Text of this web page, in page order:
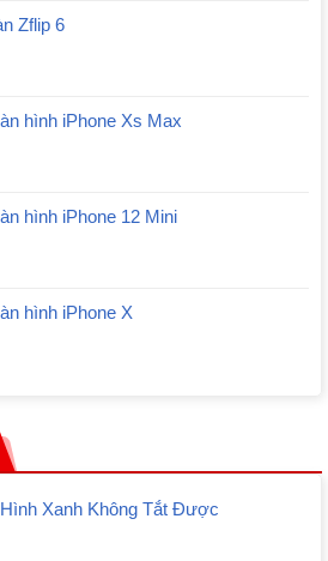
Zflip 6
hình iPhone Xs Max
hình iPhone 12 Mini
hình iPhone X
Xanh Không Tắt Được